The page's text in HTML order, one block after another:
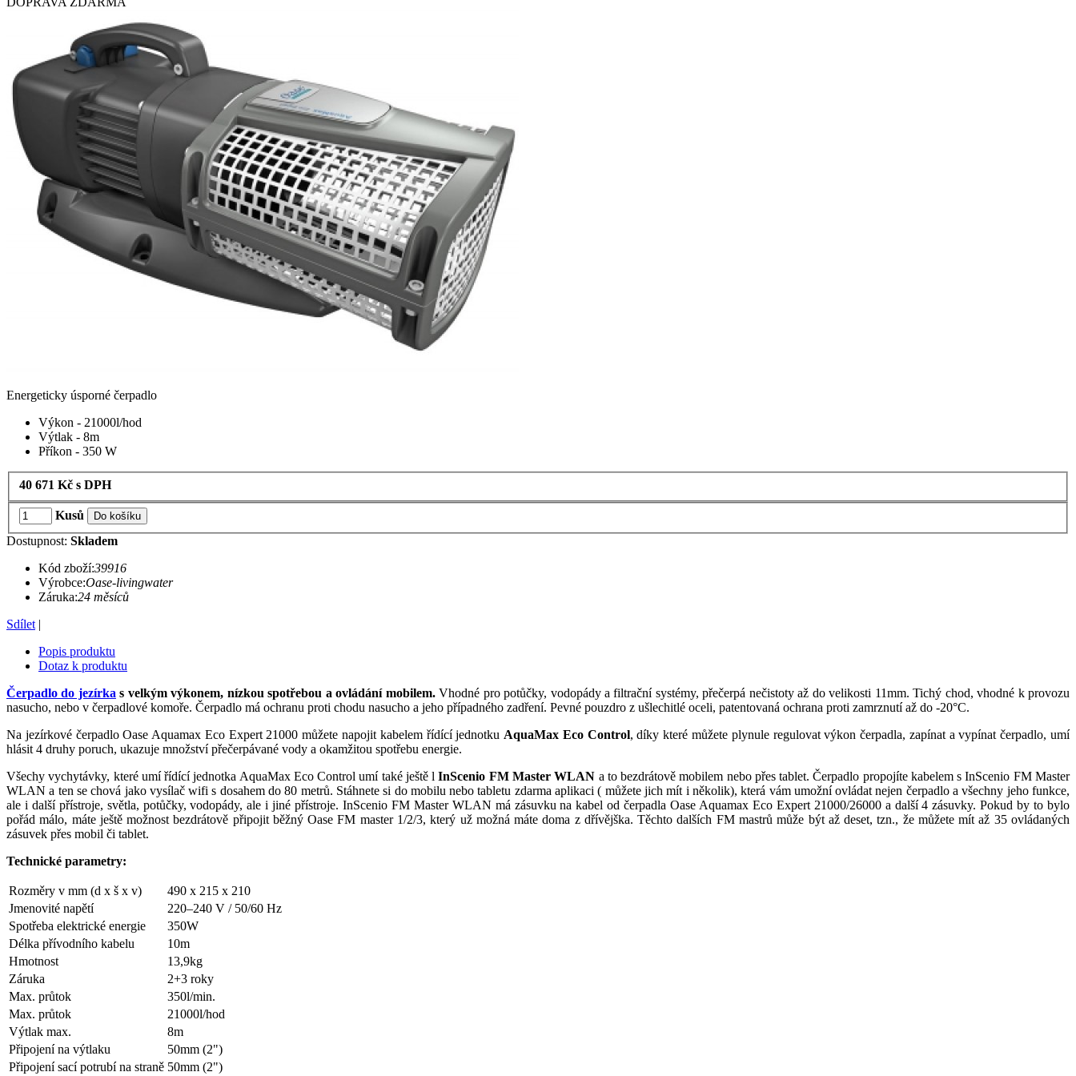
Energeticky úsporné čerpadlo
Výkon - 21000l/hod
Výtlak - 8m
Příkon - 350 W
40 671 Kč s DPH
Kusů Do košíku
Dostupnost: Skladem
Kód zboží:39916
Výrobce:Oase-livingwater
Záruka:24 měsíců
Sdílet |
Popis produktu
Dotaz k produktu
Čerpadlo do jezírka s velkým výkonem, nízkou spotřebou a ovládání mobilem.Vhodné pro potůčky, vodopády a filtrační systémy, přečerpá nečistoty až do velikosti 11mm. Tichý chod, vhodné k provozu
nasucho, nebo v čerpadlové komoře. Čerpadlo má ochranu proti chodu nasucho a jeho případného zadření. Pevné pouzdro z ušlechitlé oceli, patentovaná ochrana proti zamrznutí až do -20°C.
Na jezírkové čerpadlo Oase Aquamax Eco Expert 21000 můžete napojit kabelem řídící jednotku AquaMax Eco Control, díky které můžete plynule regulovat výkon čerpadla, zapínat a vypínat čerpadlo, umí
hlásit 4 druhy poruch, ukazuje množství přečerpávané vody a okamžitou spotřebu energie.
Všechy vychytávky, které umí řídící jednotka AquaMax Eco Control umí také ještě lInScenio FM Master WLAN a to bezdrátově mobilem nebo přes tablet. Čerpadlo propojíte kabelem s InScenio FM Master
WLAN a ten se chová jako vysílač wifi s dosahem do 80 metrů. Stáhnete si do mobilu nebo tabletu zdarma aplikaci ( můžete jich mít i několik), která vám umožní ovládat nejen čerpadlo a všechny jeho funkce,
ale i další přístroje, světla, potůčky, vodopády, ale i jiné přístroje. InScenio FM Master WLAN má zásuvku na kabel od čerpadla Oase Aquamax Eco Expert 21000/26000 a další 4 zásuvky. Pokud by to bylo
pořád málo, máte ještě možnost bezdrátově připojit běžný Oase FM master 1/2/3, který už možná máte doma z dřívějška. Těchto dalších FM mastrů může být až deset, tzn., že můžete mít až 35 ovládaných
zásuvek přes mobil či tablet.
Technické parametry:
Rozměry v mm (d x š x v)
490 x 215 x 210
Jmenovité napětí
220–240 V / 50/60 Hz
Spotřeba elektrické energie
350W
Délka přívodního kabelu
10m
Hmotnost
13,9kg
Záruka
2+3 roky
Max. průtok
350l/min.
Max. průtok
21000l/hod
Výtlak max.
8m
Připojení na výtlaku
50mm (2")
Připojení sací potrubí na straně 50mm (2")